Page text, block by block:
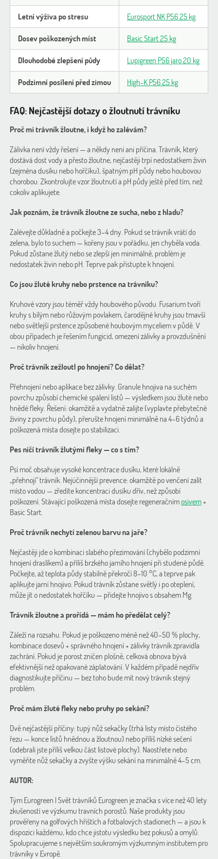
Letní výživa po stresu Eurosport NK P56 25 kg
Dosev poškozených míst Basic Start 25 kg
Dlouhodobé zlepšení půdy Lupigreen P56 jaro 20 kg
Podzimní posílení před zimou High-K P56 25 kg
FAQ: Nejčastější dotazy o žloutnutí trávníku
Proč mi trávník žloutne, i když ho zalévám?
Zálivka není vždy řešení — a někdy není ani příčina. Trávník, který
dostává dost vody a přesto žloutne, nejčastěji trpí nedostatkem živin
(zejména dusíku nebo hořčíku), špatným pH půdy nebo houbovou
chorobou. Zkontrolujte vzor žloutnutí a pH půdy ještě před tím, než
cokoliv aplikujete.
Jak poznám, že trávník žloutne ze sucha, nebo z hladu?
Zalévejte důkladně a počkejte 3–4 dny. Pokud se trávník vrátí do
zelena, bylo to suchem — kořeny jsou v pořádku, jen chyběla voda.
Pokud zůstane žlutý nebo se zlepší jen minimálně, problém je
nedostatek živin nebo pH. Teprve pak přistupte k hnojení.
Co jsou žluté kruhy nebo prstence na trávníku?
Kruhové vzory jsou téměř vždy houbového původu. Fusarium tvoří
kruhy s bílým nebo růžovým povlakem, čarodějné kruhy jsou tmavší
nebo světlejší prstence způsobené houbovým myceliem v půdě. V
obou případech je řešením fungicid, omezení zálivky a provzdušnění
— nikoliv hnojení.
Proč trávník zežloutl po hnojení? Co dělat?
Přehnojení nebo aplikace bez zálivky. Granule hnojiva na suchém
povrchu způsobí chemické spálení listů — výsledkem jsou žluté nebo
hnědé fleky. Řešení: okamžitě a vydatně zalijte (vyplavte přebytečné
živiny z povrchu půdy), přerušte hnojení minimálně na 4–6 týdnů a
poškozená místa dosejte po stabilizaci.
Pes ničí trávník žlutými fleky — co s tím?
Psí moč obsahuje vysoké koncentrace dusíku, které lokálně
„přehnojí" trávník. Nejúčinnější prevence: okamžitě po venčení zalít
místo vodou — zředíte koncentraci dusíku dřív, než způsobí
poškození. Stávající poškozená místa dosejte regeneračnímosivem+
Basic Start.
Proč trávník nechytí zelenou barvu na jaře?
Nejčastěji jde o kombinaci slabého přezimování (chybělo podzimní
hnojení draslíkem) a příliš brzkého jarního hnojení při studené půdě.
Počkejte, až teplota půdy stabilně překročí 8–10 °C, a teprve pak
aplikujte jarní hnojivo. Pokud trávník zůstane světlý i po oteplení,
může jít o nedostatek hořčíku — přidejte hnojivo s obsahem Mg.
Trávník žloutne a prořídá — mám ho předělat celý?
Záleží na rozsahu. Pokud je poškozeno méně než 40–50 % plochy,
kombinace dosevů + správného hnojení + zálivky trávník zpravidla
zachrání. Pokud je porost zničen plošně, celková obnova bývá
efektivnější než opakované záplatování. V každém případě nejdřív
diagnostikujte příčinu — bez toho bude mít nový trávník stejný
problém.
Proč mám žluté fleky nebo pruhy po sekání?
Dvě nejčastější příčiny: tupý nůž sekačky (trhá listy místo čistého
řezu — konce listů hnědnou a žloutnou) nebo příliš nízké sečení
(odebrali jste příliš velkou část listové plochy). Naostřete nebo
vyměňte nůž sekačky a zvyšte výšku sekání na minimálně 4–5 cm.
AUTOR:
Tým Eurogreen | Svět trávníků Eurogreen je značka s více než 40 lety
zkušeností ve výzkumu travních porostů. Naše produkty jsou
prověřeny na golfových hřištích a fotbalových stadionech — a jsou k
dispozici každému, kdo chce jistotu výsledku bez pokusů a omylů.
Spolupracujeme s největším soukromým výzkumným institutem pro
trávníky v Evropě.